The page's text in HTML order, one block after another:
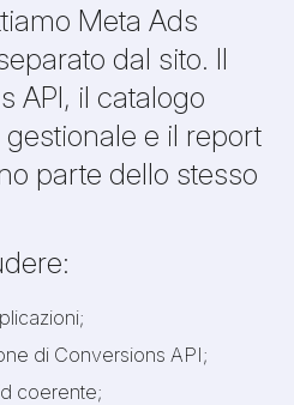
Meta Ads
dal sito. Il
API, il catalogo
e il report
parte dello stesso
di Conversions API;
coerente;